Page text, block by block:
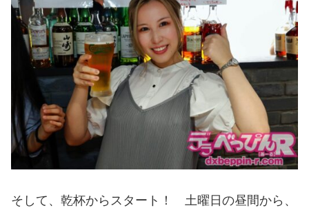
そして、乾杯からスタート！ 土曜日の昼間から、